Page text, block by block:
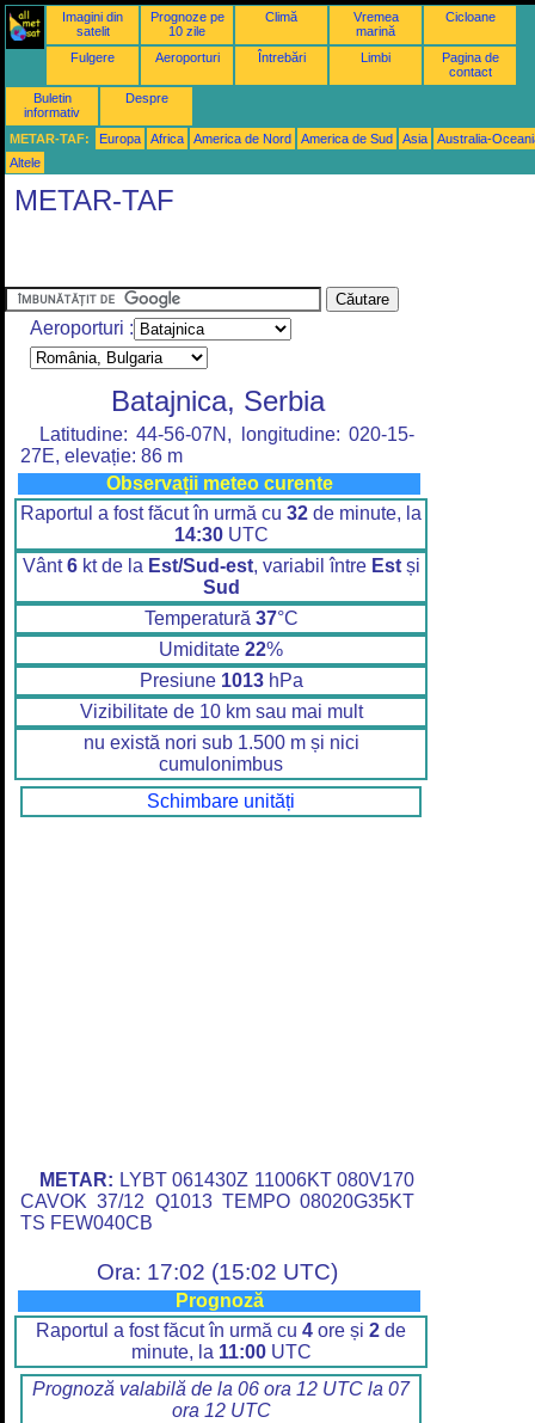
Imagini din
satelit
Prognoze pe
10 zile
Climă
Vremea
marină
Cicloane
Fulgere Aeroporturi Întrebări Limbi
Pagina de
contact
Buletin
informativ
Despre
METAR-TAF: Europa Africa America de Nord America de Sud Asia
Australia-
Altele
METAR-TAF
Aeroporturi :
Batajnica, Serbia
Latitudine: 44-56-07N, longitudine: 020-15-
27E, elevație: 86 m
Observații meteo curente
Raportul a fost făcut în urmă cu 32 de minute, la
14:30UTC
Vânt6kt de la Est/Sud-est, variabil între Estși
Sud
Temperatură 37°C
Umiditate 22%
Presiune 1013hPa
Vizibilitate de 10 km sau mai mult
nu există nori sub 1.500 m și nici
cumulonimbus
Schimbare unități
METAR: LYBT 061430Z 11006KT 080V170
CAVOK 37/12 Q1013 TEMPO 08020G35KT
TS FEW040CB
Ora: 17:02 (15:02 UTC)
Prognoză
Raportul a fost făcut în urmă cu 4 ore și 2 de
minute, la 11:00UTC
Prognoză valabilă de la 06 ora 12 UTC la 07
ora 12 UTC